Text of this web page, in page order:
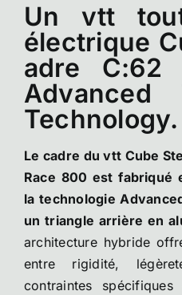
Un vtt
électrique
adre C:62
Advanced
Technology.
Le cadre du vtt Cube
Race 800 est fabriqué
la technologie
un triangle arrière en
architecture hybride
entre rigidité,
contraintes